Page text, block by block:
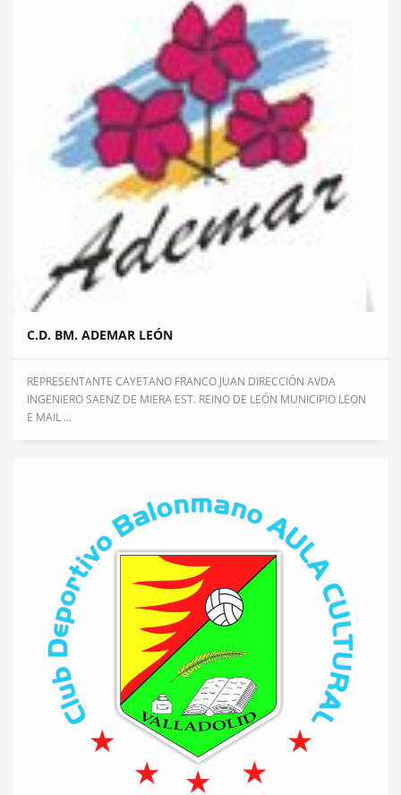
C.D. BM. ADEMAR LEÓN
REPRESENTANTE CAYETANO FRANCO JUAN DIRECCIÓN AVDA
INGENIERO SAENZ DE MIERA EST. REINO DE LEÓN MUNICIPIO LEON
E MAIL ...